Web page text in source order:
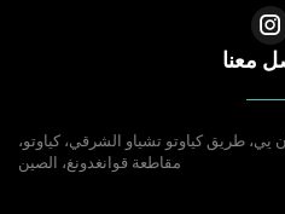
معنا
7288 شارع نان يي، طريق كياوتو تشياو الشرقي، كياوتو،
مقاطعة قوانغدونغ، الصين